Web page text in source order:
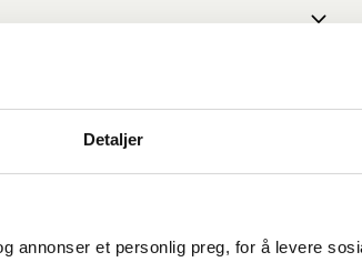
Detaljer
annonser et personlig preg, for å levere